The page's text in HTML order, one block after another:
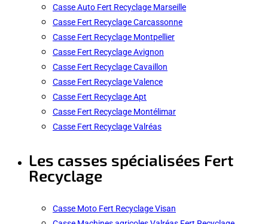
Casse Auto Fert Recyclage Marseille
Casse Fert Recyclage Carcassonne
Casse Fert Recyclage Montpellier
Casse Fert Recyclage Avignon
Casse Fert Recyclage Cavaillon
Casse Fert Recyclage Valence
Casse Fert Recyclage Apt
Casse Fert Recyclage Montélimar
Casse Fert Recyclage Valréas
Les casses spécialisées Fert
Recyclage
Casse Moto Fert Recyclage Visan